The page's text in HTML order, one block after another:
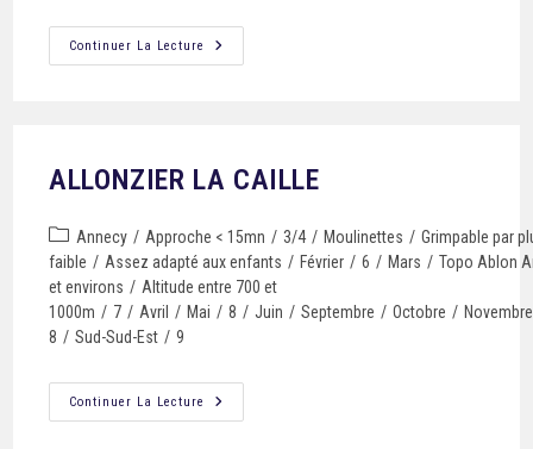
Continuer La Lecture
ALLONZIER LA CAILLE
Annecy / Approche < 15mn / 3/4 / Moulinettes / Grimpable par
faible / Assez adapté aux enfants / Février / 6 / Mars / Topo Ablon
et environs / Altitude entre 700 et
1000m / 7 / Avril / Mai / 8 / Juin / Septembre / Octobre / Novembre
8 / Sud-Sud-Est / 9
Continuer La Lecture